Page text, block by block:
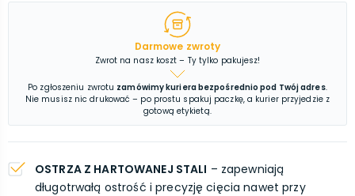
Darmowe zwroty
Zwrot na nasz koszt – Ty tylko pakujesz!
Po zgłoszeniu zwrotu zamówimy kuriera bezpośrednio pod Twój adres.
Nie musisz nic drukować – po prostu spakuj paczkę, a kurier przyjedzie z
gotową etykietą.
OSTRZA Z HARTOWANEJ STALI – zapewniają
długotrwałą ostrość i precyzję cięcia nawet przy